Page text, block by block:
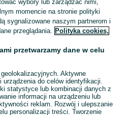
Zobacz
wybory lub zarządzać nimi,
momencie na stronie polityki
sygnalizowane naszym partnerom i
przeglądania. Polityka cookies,
przetwarzamy dane w celu
Aktywne
urządzenia do celów identyfikacji.
statystyce lub kombinacji danych z
informacji na urządzeniu lub
reklam. Rozwój i ulepszanie
personalizacji treści. Tworzenie